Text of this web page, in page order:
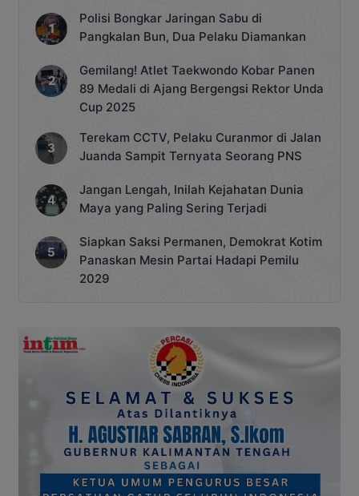
Polisi Bongkar Jaringan Sabu di
Pangkalan Bun, Dua Pelaku Diamankan
Gemilang! Atlet Taekwondo Kobar Panen
89 Medali di Ajang Bergengsi Rektor Unda
Cup 2025
Terekam CCTV, Pelaku Curanmor di Jalan
Juanda Sampit Ternyata Seorang PNS
Jangan Lengah, Inilah Kejahatan Dunia
Maya yang Paling Sering Terjadi
Siapkan Saksi Permanen, Demokrat Kotim
Panaskan Mesin Partai Hadapi Pemilu
2029